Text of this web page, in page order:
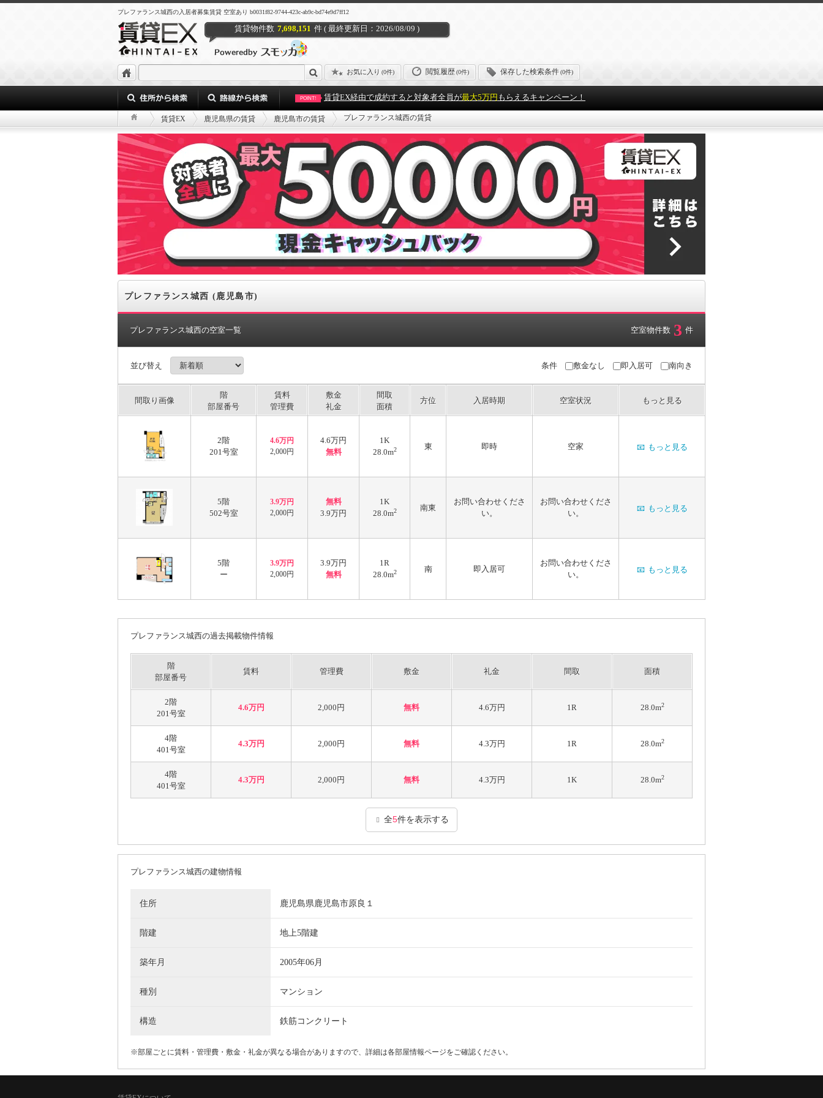
プレファランス城西の入居者募集賃貸 空室あり b0031f82-9744-423c-ab9c-bd74e9d7ff12
賃貸物件数 7,698,151 件 ( 最終更新日：2026/08/09 )
お気に入り (0件) 閲覧履歴(0件) 保存した検索条件(0件)
POINT! 賃貸EX経由で成約すると対象者全員が最大5万円 もらえるキャンペーン！
賃貸EX 鹿児島県の賃貸 鹿児島市の賃貸 プレファランス城西の賃貸
プレファランス城西 (鹿児島市)
プレファランス城西の空室一覧 空室物件数 3 件
並び替え 条件 敷金なし 即入居可 南向き
間取り画像
階
部屋番号
賃料
管理費
敷金
礼金
間取
面積
方位 入居時期 空室状況 もっと見る
2階
201号室
4.6万円
2,000円
4.6万円
無料
1K
28.0m2 東 即時 空家 📧 もっと見る
5階
502号室
3.9万円
2,000円
無料
3.9万円
1K
28.0m2 南東
お問い合わせくださ
い。
お問い合わせくださ
い。
📧 もっと見る
5階
ー
3.9万円
2,000円
3.9万円
無料
1R
28.0m2 南 即入居可
お問い合わせくださ
い。
📧 もっと見る
プレファランス城西の過去掲載物件情報
階
部屋番号
賃料 管理費 敷金 礼金 間取 面積
2階
201号室
4.6万円 2,000円 無料 4.6万円 1R 28.0m2
4階
401号室
4.3万円 2,000円 無料 4.3万円 1R 28.0m2
4階
401号室
4.3万円 2,000円 無料 4.3万円 1K 28.0m2
全5件を表示する
プレファランス城西の建物情報
住所 鹿児島県鹿児島市原良１
階建 地上5階建
築年月 2005年06月
種別 マンション
構造 鉄筋コンクリート
※部屋ごとに賃料・管理費・敷金・礼金が異なる場合がありますので、詳細は各部屋情報ページをご確認ください。